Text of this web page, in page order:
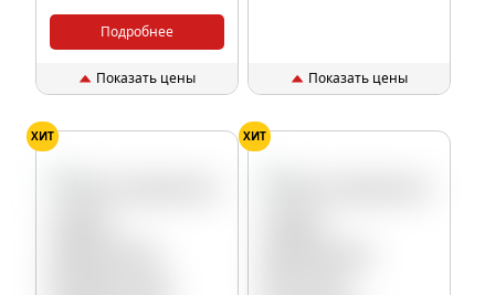
Подробнее
Показать цены Показать цены
ХИТ ХИТ